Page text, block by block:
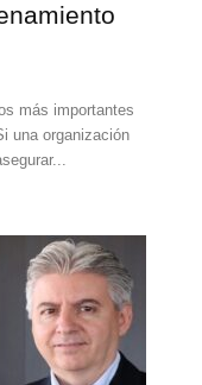
más importantes
una organización